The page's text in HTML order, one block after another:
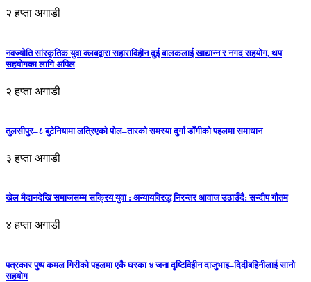
२ हप्ता अगाडी
नवज्योति सांस्कृतिक युवा क्लबद्वारा सहाराविहीन दुई बालकलाई खाद्यान्न र नगद सहयोग, थप
सहयोगका लागि अपिल
२ हप्ता अगाडी
तुलसीपुर–८ बुटेनियामा लत्रिएको पोल–तारको समस्या दुर्गा डाँगीको पहलमा समाधान
३ हप्ता अगाडी
खेल मैदानदेखि समाजसम्म सक्रिय युवा : अन्यायविरुद्ध निरन्तर आवाज उठाउँदै: सन्दीप गौतम
४ हप्ता अगाडी
पत्रकार पुष्प कमल गिरीको पहलमा एकै घरका ४ जना दृष्टिविहीन दाजुभाइ–दिदीबहिनीलाई सानो
सहयोग